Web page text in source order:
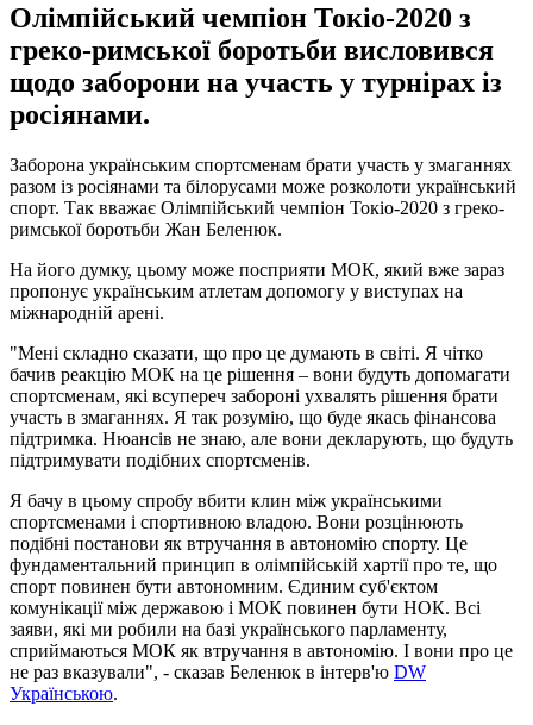
Олімпійський чемпіон Токіо-2020 з
греко-римської боротьби висловився
щодо заборони на участь у турнірах із
росіянами.
Заборона українським спортсменам брати участь у змаганнях
разом із росіянами та білорусами може розколоти український
спорт. Так вважає Олімпійський чемпіон Токіо-2020 з греко-
римської боротьби Жан Беленюк.
На його думку, цьому може посприяти МОК, який вже зараз
пропонує українським атлетам допомогу у виступах на
міжнародній арені.
"Мені складно сказати, що про це думають в світі. Я чітко
бачив реакцію МОК на це рішення – вони будуть допомагати
спортсменам, які всупереч забороні ухвалять рішення брати
участь в змаганнях. Я так розумію, що буде якась фінансова
підтримка. Нюансів не знаю, але вони декларують, що будуть
підтримувати подібних спортсменів.
Я бачу в цьому спробу вбити клин між українськими
спортсменами і спортивною владою. Вони розцінюють
подібні постанови як втручання в автономію спорту. Це
фундаментальний принцип в олімпійській хартії про те, що
спорт повинен бути автономним. Єдиним суб'єктом
комунікації між державою і МОК повинен бути НОК. Всі
заяви, які ми робили на базі українського парламенту,
сприймаються МОК як втручання в автономію. І вони про це
не раз вказували", - сказав Беленюк в інтерв'ю DW
Українською.